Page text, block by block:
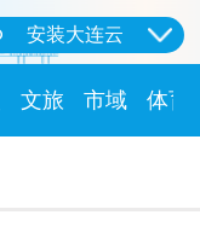
安装大连云
文旅 市域 体育